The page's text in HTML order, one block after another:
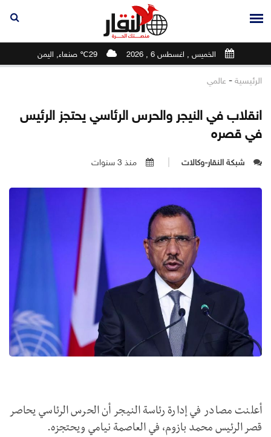
الخميس , اغسطس 6 , 2026 29℃ صنعاء, اليمن
الرئيسية - عالمي
انقلاب في النيجر والحرس الرئاسي يحتجز الرئيس
في قصره
شبكة النقار-وكالات منذ 3 سنوات
أعلنت مصادر في إدارة رئاسة النيجر أن الحرس الرئاسي يحاصر
قصر الرئيس محمد بازوم، في العاصمة نيامي ويحتجزه.